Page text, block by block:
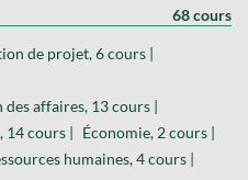
68 cours
de projet, 6 cours |
affaires, 13 cours |
14 cours | Économie, 2 cours |
humaines, 4 cours |